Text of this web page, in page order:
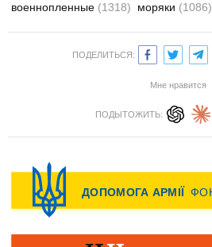
военнопленные (1318) моряки (1086)
ПОДЕЛИТЬСЯ:
Мне нравится
ПОДЫТОЖИТЬ: